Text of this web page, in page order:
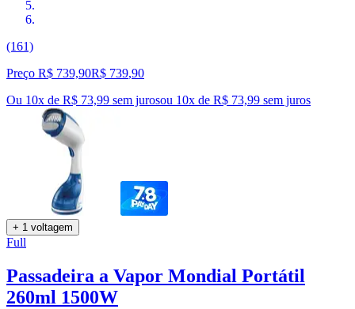
(161)
Preço R$ 739,90R$ 739,90
Ou 10x de R$ 73,99 sem jurosou 10x de R$ 73,99 sem juros
+ 1 voltagem
Full
Passadeira a Vapor Mondial Portátil
260ml 1500W